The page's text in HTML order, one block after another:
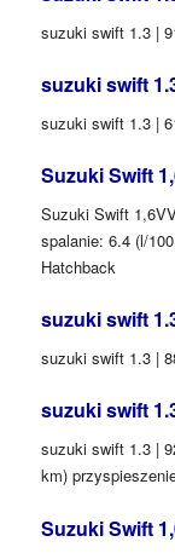
suzuki swift 1.3 |
suzuki swift
suzuki swift 1.3 |
Suzuki Swift
Suzuki Swift
spalanie: 6.4 (l/
Hatchback
suzuki swift
suzuki swift 1.3 |
suzuki swift
suzuki swift 1.3 |
km)
Suzuki Swift